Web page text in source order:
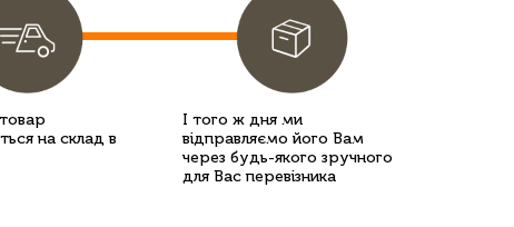
на склад в
І того ж дня ми
відправляємо його Вам
через будь-якого зручного
для Вас перевізника